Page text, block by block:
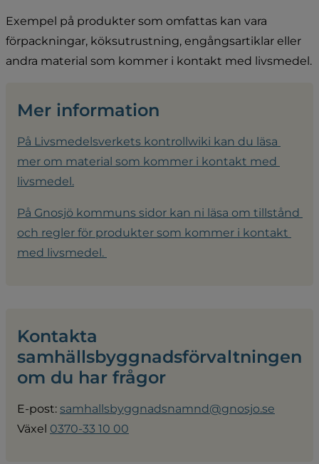
Exempel på produkter som omfattas kan vara
förpackningar, köksutrustning, engångsartiklar eller
andra material som kommer i kontakt med livsmedel.
Mer information
På Livsmedelsverkets kontrollwiki kan du läsa
mer om material som kommer i kontakt med
livsmedel.
På Gnosjö kommuns sidor kan ni läsa om tillstånd
och regler för produkter som kommer i kontakt
med livsmedel.
Kontakta
samhällsbyggnadsförvaltningen
om du har frågor
E-post: samhallsbyggnadsnamnd@gnosjo.se
Växel 0370-33 10 00